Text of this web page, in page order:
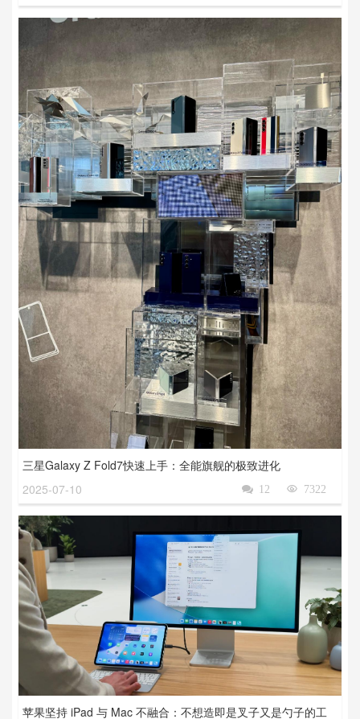
三星Galaxy Z Fold7快速上手：全能旗舰的极致进化
2025-07-10
7322

12

苹果坚持 iPad 与 Mac 不融合：不想造即是叉子又是勺子的工